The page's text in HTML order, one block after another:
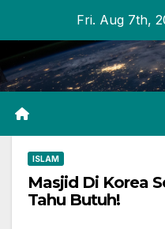
content
Fri. Aug 7th,
ISLAM
Masjid Di Korea
Tahu Butuh!